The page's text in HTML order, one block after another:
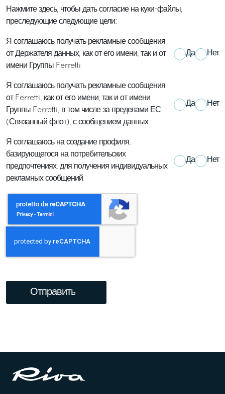
Нажмите здесь, чтобы дать согласие на куки-файлы,
преследующие следующие цели:
Я соглашаюсь получать рекламные сообщения
от Держателя данных, как от его имени, так и от
имени Группы Ferretti
Да Нет
Я соглашаюсь получать рекламные сообщения
от Ferretti, как от его имени, так и от имени
Группы Ferretti, в том числе за пределами ЕС
(Связанный флот), с сообщением данных
Да Нет
Я соглашаюсь на создание профиля,
базирующегося на потребительских
предпочтениях, для получения индивидуальных
рекламных сообщений
Да Нет
Отправить